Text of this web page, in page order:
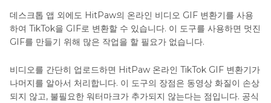
데스크톱 앱 외에도 HitPaw의 온라인 비디오 GIF 변환기를 사용
하여 TikTok을 GIF로 변환할 수 있습니다. 이 도구를 사용하면 멋진
GIF를 만들기 위해 많은 작업을 할 필요가 없습니다.
비디오를 간단히 업로드하면 HitPaw 온라인 TikTok GIF 변환기가
나머지를 알아서 처리합니다. 이 도구의 장점은 동영상 화질이 손상
되지 않고, 불필요한 워터마크가 추가되지 않는다는 점입니다. 공식